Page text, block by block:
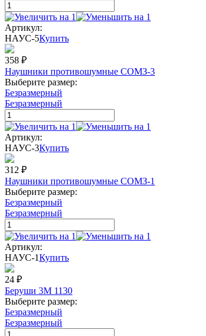
Артикул:
НАУС-5Купить
358 ₽
Наушники противошумные СОМЗ-3
Выберите размер:
Безразмерный
Безразмерный
Артикул:
НАУС-3Купить
312 ₽
Наушники противошумные СОМЗ-1
Выберите размер:
Безразмерный
Безразмерный
Артикул:
НАУС-1Купить
24 ₽
Беруши 3М 1130
Выберите размер:
Безразмерный
Безразмерный